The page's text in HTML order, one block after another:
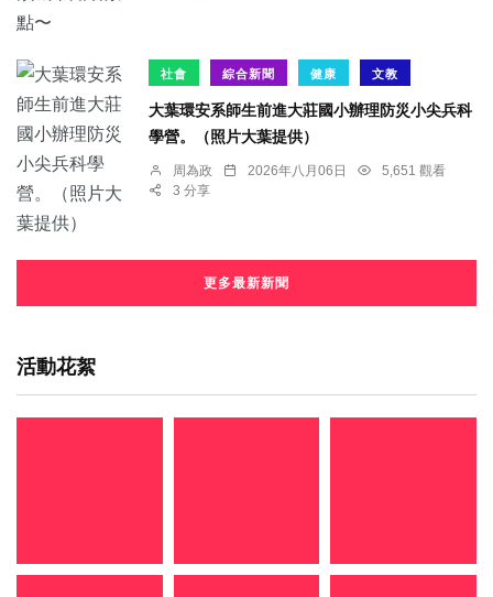
社會 綜合新聞 健康 文教
大葉環安系師生前進大莊國小辦理防災小尖兵科
學營。（照片大葉提供）
周為政 2026年八月06日
5,651 觀看
3 分享
更多最新新聞
活動花絮